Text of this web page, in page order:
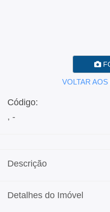
VOLTAR
Código:
, -
Descrição
Detalhes do Imóvel